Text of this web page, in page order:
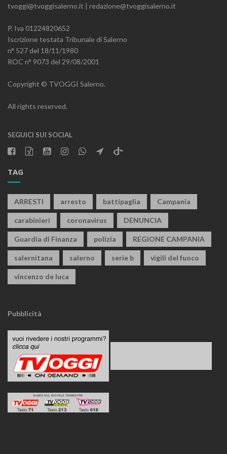
tvoggi@tvoggisalerno.it | redazione@tvoggisalerno.it
P. Iva 01224820652
Iscrizione testata Tribunale di Salerno
n° 527 del 18/11/1980
ROC n° 9073 del 29/08/2001
Copyright © TVOGGI Salerno.
All rights reserved.
SEGUICI SUI SOCIAL
TAG
ARRESTI arresto battipaglia Campania
carabinieri coronavirus DENUNCIA
Guardia di Finanza polizia REGIONE CAMPANIA
salernitana salerno serie b vigili del fuoco
vincenzo de luca
Pubblicità